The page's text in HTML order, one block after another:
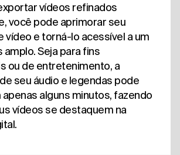
vídeos refinados
você pode aprimorar seu
vídeo e torná-lo acessível a um
amplo. Seja para fins
ou de entretenimento, a
seu áudio e legendas pode
alguns minutos, fazendo
vídeos se destaquem na